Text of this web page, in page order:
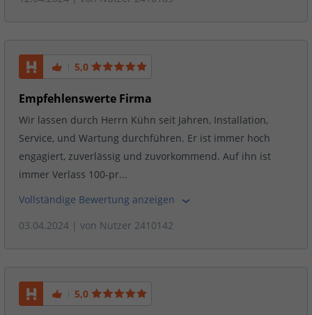
5,0
Empfehlenswerte Firma
Wir lassen durch Herrn Kühn seit Jahren, Installation,
Service, und Wartung durchführen. Er ist immer hoch
engagiert, zuverlässig und zuvorkommend. Auf ihn ist
immer Verlass 100-pr...
Vollständige Bewertung anzeigen
03.04.2024 | von Nutzer 2410142
5,0